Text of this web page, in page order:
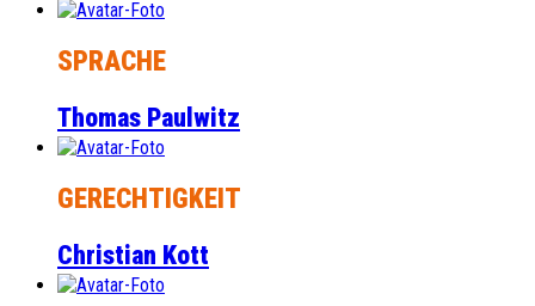
SPRACHE
Thomas Paulwitz
GERECHTIGKEIT
Christian Kott